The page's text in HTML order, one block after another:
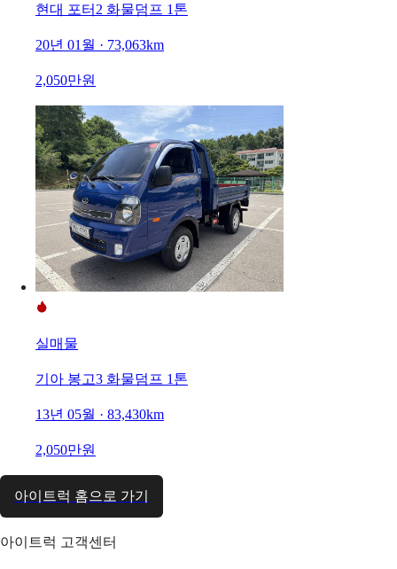
현대 포터2 화물덤프 1톤
20년 01월 · 73,063km
2,050만원
실매물
기아 봉고3 화물덤프 1톤
13년 05월 · 83,430km
2,050만원
아이트럭 홈으로 가기
아이트럭 고객센터